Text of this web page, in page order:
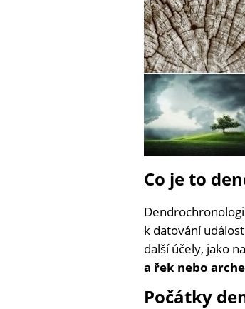
Co je to
k datování
další účely, jako
a řek nebo
Počátky